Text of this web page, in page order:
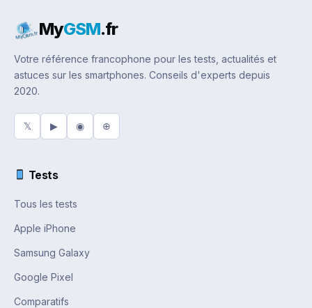
MyGSM.fr
Votre référence francophone pour les tests, actualités et
astuces sur les smartphones. Conseils d'experts depuis
2020.
𝕏 ▶ ◉ ⊕
Tests
Tous les tests
Apple iPhone
Samsung Galaxy
Google Pixel
Comparatifs